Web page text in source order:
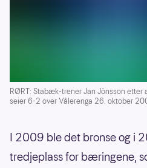
RØRT: Stabæk-trener Jan Jönsson etter
seier 6-2 over Vålerenga 26. oktober
I 2009 ble det bronse og i
tredjeplass for bæringene,